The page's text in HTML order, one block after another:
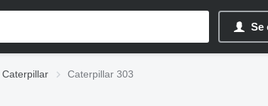
Se
Caterpillar 303